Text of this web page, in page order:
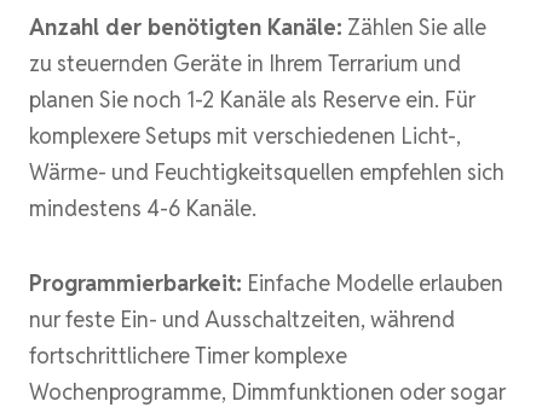
Anzahl der benötigten Kanäle: Zählen Sie alle
zu steuernden Geräte in Ihrem Terrarium und
planen Sie noch 1-2 Kanäle als Reserve ein. Für
komplexere Setups mit verschiedenen Licht-,
Wärme- und Feuchtigkeitsquellen empfehlen sich
mindestens 4-6 Kanäle.
Programmierbarkeit: Einfache Modelle erlauben
nur feste Ein- und Ausschaltzeiten, während
fortschrittlichere Timer komplexe
Wochenprogramme, Dimmfunktionen oder sogar